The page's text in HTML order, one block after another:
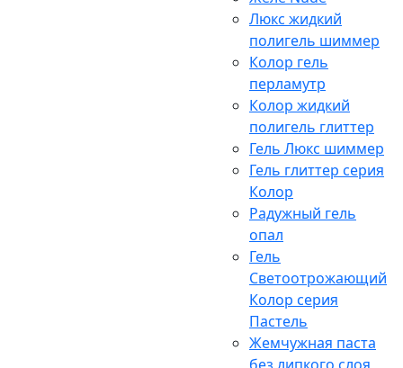
Люкс жидкий
полигель шиммер
Колор гель
перламутр
Колор жидкий
полигель глиттер
Гель Люкс шиммер
Гель глиттер серия
Колор
Радужный гель
опал
Гель
Светоотрожающий
Колор серия
Пастель
Жемчужная паста